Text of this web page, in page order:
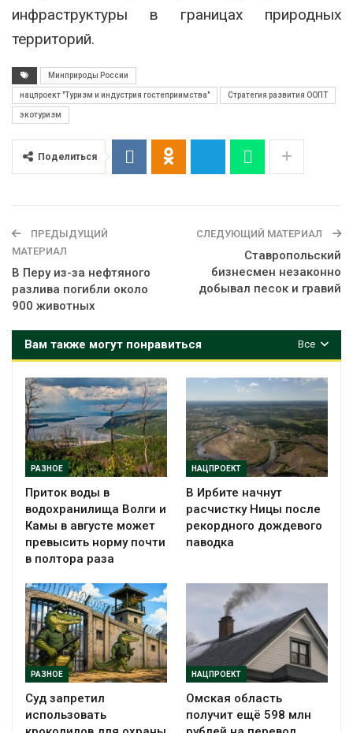
инфраструктуры в границах природных
территорий.
Минприроды России
нацпроект "Туризм и индустрия гостеприимства" Стратегия развития ООПТ
экотуризм
Поделиться
ПРЕДЫДУЩИЙ
МАТЕРИАЛ
В Перу из-за нефтяного
разлива погибли около
900 животных
СЛЕДУЮЩИЙ МАТЕРИАЛ
Ставропольский
бизнесмен незаконно
добывал песок и гравий
Все
Вам также могут понравиться
РАЗНОЕ
Приток воды в
водохранилища Волги и
Камы в августе может
превысить норму почти
в полтора раза
НАЦПРОЕКТ
В Ирбите начнут
расчистку Ницы после
рекордного дождевого
паводка
РАЗНОЕ
Суд запретил
использовать
НАЦПРОЕКТ
Омская область
получит ещё 598 млн